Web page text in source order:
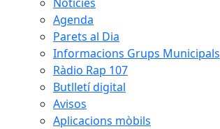
Agenda
Parets al Dia
Informacions Grups Municipals
Ràdio Rap 107
Butlletí digital
Avisos
Aplicacions mòbils